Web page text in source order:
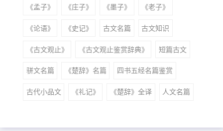
《孟子》 《庄子》 《墨子》 《老子》
《论语》 《史记》 古文名篇 古文知识
《古文观止》 《古文观止鉴赏辞典》 短篇古文
骈文名篇 《楚辞》名篇 四书五经名篇鉴赏
古代小品文 《礼记》 《楚辞》全译 人文名篇